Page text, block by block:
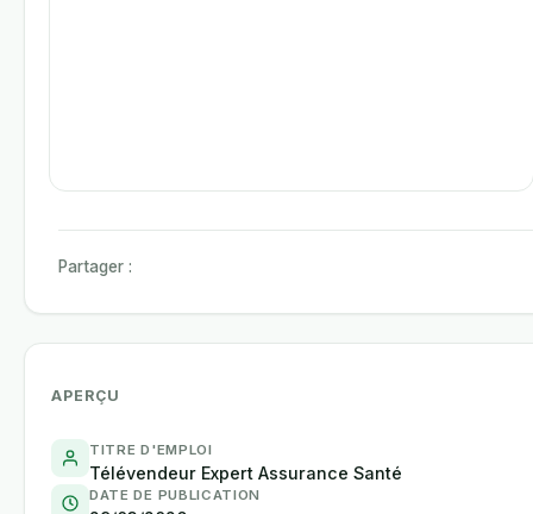
Partager :
APERÇU
TITRE D'EMPLOI
Télévendeur Expert Assurance Santé
DATE DE PUBLICATION